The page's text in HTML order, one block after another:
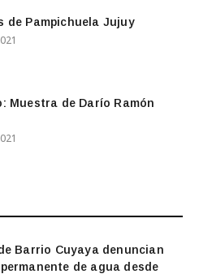
de Pampichuela Jujuy
Muestra de Darío Ramón
Barrio Cuyaya denuncian
de agua desde